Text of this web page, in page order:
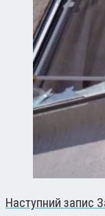
Наступний запис